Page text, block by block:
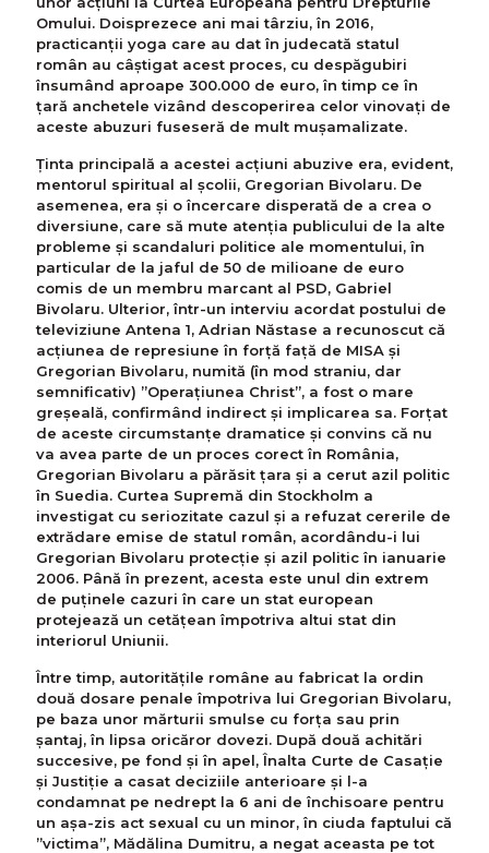
Omului. Doisprezece ani mai târziu, în 2016,
practicanții yoga care au dat în judecată statul
român au câștigat acest proces, cu despăgubiri
însumând aproape 300.000 de euro, în timp ce în
țară anchetele vizând descoperirea celor vinovați de
aceste abuzuri fuseseră de mult mușamalizate.
Ținta principală a acestei acțiuni abuzive era, evident,
mentorul spiritual al școlii, Gregorian Bivolaru. De
asemenea, era și o încercare disperată de a crea o
diversiune, care să mute atenția publicului de la alte
probleme și scandaluri politice ale momentului, în
particular de la jaful de 50 de milioane de euro
comis de un membru marcant al PSD, Gabriel
Bivolaru. Ulterior, într-un interviu acordat postului de
televiziune Antena 1, Adrian Năstase a recunoscut că
acțiunea de represiune în forță față de MISA și
Gregorian Bivolaru, numită (în mod straniu, dar
semnificativ) ”Operațiunea Christ”, a fost o mare
greșeală, confirmând indirect și implicarea sa. Forțat
de aceste circumstanțe dramatice și convins că nu
va avea parte de un proces corect în România,
Gregorian Bivolaru a părăsit țara și a cerut azil politic
în Suedia. Curtea Supremă din Stockholm a
investigat cu seriozitate cazul și a refuzat cererile de
extrădare emise de statul român, acordându-i lui
Gregorian Bivolaru protecție și azil politic în ianuarie
2006. Până în prezent, acesta este unul din extrem
de puținele cazuri în care un stat european
protejează un cetățean împotriva altui stat din
interiorul Uniunii.
Între timp, autoritățile române au fabricat la ordin
două dosare penale împotriva lui Gregorian Bivolaru,
pe baza unor mărturii smulse cu forța sau prin
șantaj, în lipsa oricăror dovezi. După două achitări
succesive, pe fond și în apel, Înalta Curte de Casație
și Justiție a casat deciziile anterioare și l-a
condamnat pe nedrept la 6 ani de închisoare pentru
un așa-zis act sexual cu un minor, în ciuda faptului că
”victima”, Mădălina Dumitru, a negat aceasta pe tot